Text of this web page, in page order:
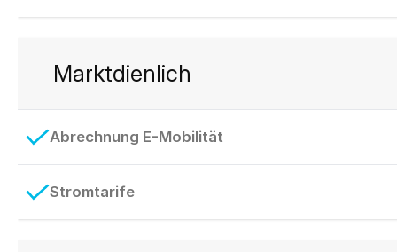
Marktdienlich
Abrechnung E-Mobilität
Stromtarife